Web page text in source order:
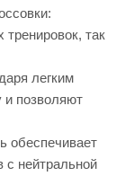
так
легким
и позволяют
обеспечивает
нейтральной